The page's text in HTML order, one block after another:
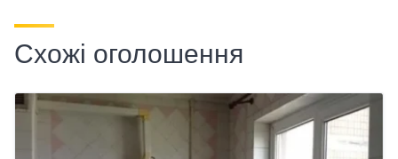
Схожі оголошення